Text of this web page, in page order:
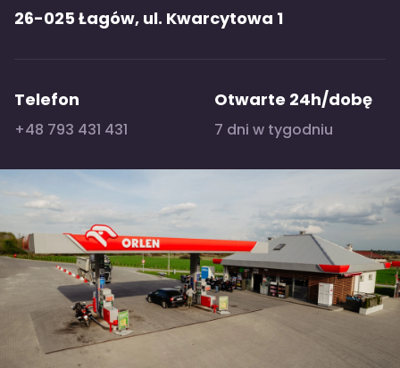
26-025 Łagów, ul. Kwarcytowa 1
Telefon
+48 793 431 431
Otwarte 24h/dobę
7 dni w tygodniu